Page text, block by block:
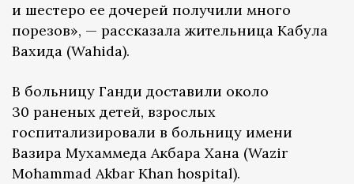
и шестеро ее дочерей получили много
порезов», — рассказала жительница Кабула
Вахида (Wahida).
В больницу Ганди доставили около
30 раненых детей, взрослых
госпитализировали в больницу имени
Вазира Мухаммеда Акбара Хана (Wazir
Mohammad Akbar Khan hospital).